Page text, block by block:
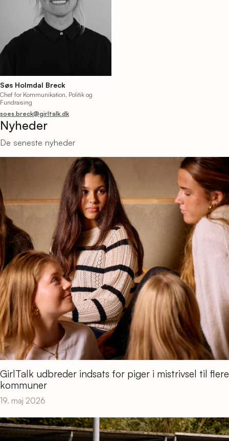
Søs Holmdal Breck
Chef for Kommunikation, Politik og
Fundraising
soes.breck@girltalk.dk
Nyheder
De seneste nyheder
GirlTalk udbreder indsats for piger i mistrivsel til flere
kommuner
19. maj 2026